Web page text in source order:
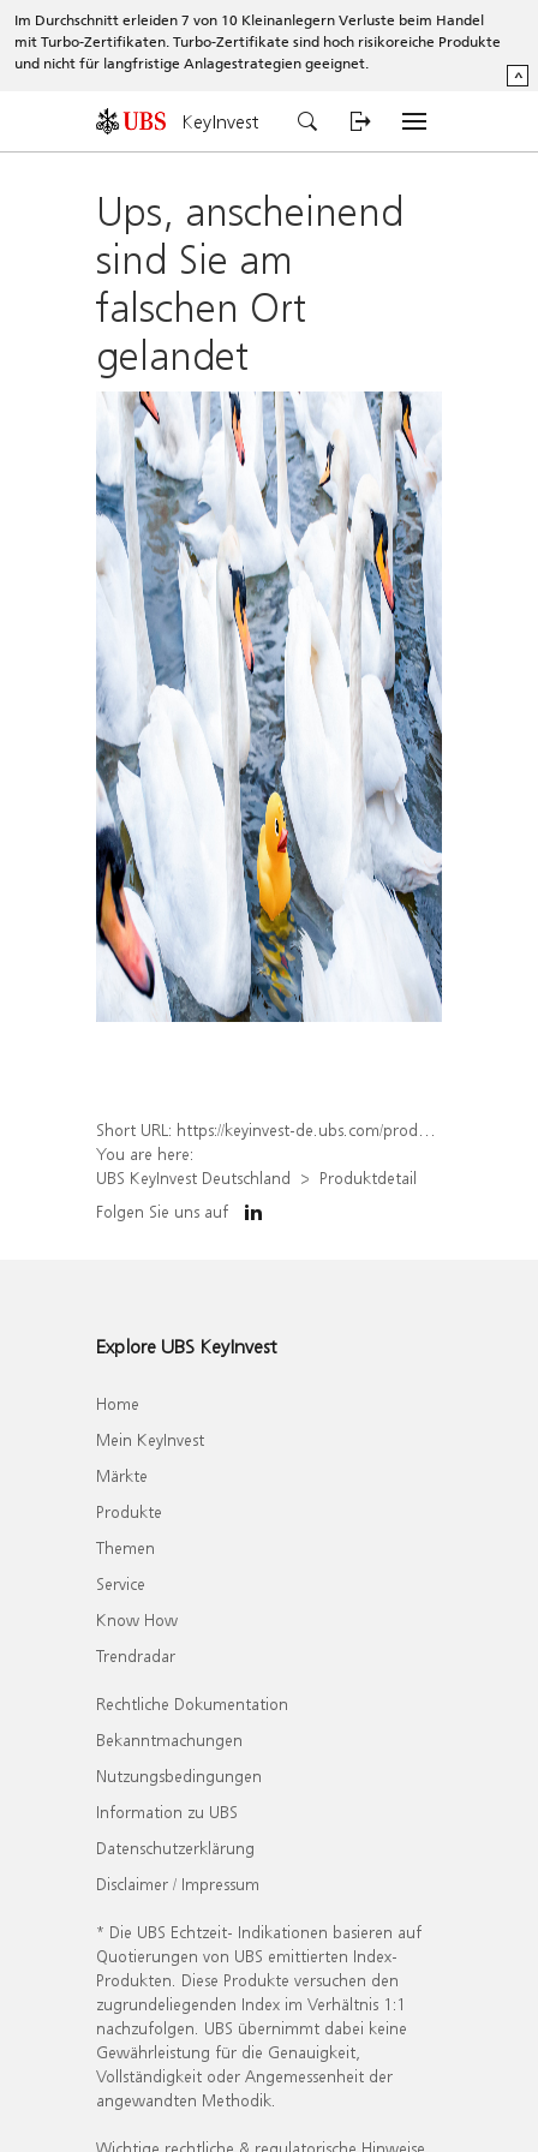
Im Durchschnitt erleiden 7 von 10 Kleinanlegern Verluste beim Handel
mit Turbo-Zertifikaten. Turbo-Zertifikate sind hoch risikoreiche Produkte
und nicht für langfristige Anlagestrategien geeignet.
^
KeyInvest
Ups, anscheinend
sind Sie am
falschen Ort
gelandet
Short URL: https://keyinvest-de.ubs.com/produkt/detail/index/isin/DE000WA48L03
You are here:
UBS KeyInvest Deutschland
Produktdetail
Folgen Sie uns auf
Explore UBS KeyInvest
Home
Mein KeyInvest
Märkte
Produkte
Themen
Service
Know How
Trendradar
Rechtliche Dokumentation
Bekanntmachungen
Nutzungsbedingungen
Information zu UBS
Datenschutzerklärung
Disclaimer / Impressum
* Die UBS Echtzeit- Indikationen basieren auf
Quotierungen von UBS emittierten Index-
Produkten. Diese Produkte versuchen den
zugrundeliegenden Index im Verhältnis 1:1
nachzufolgen. UBS übernimmt dabei keine
Gewährleistung für die Genauigkeit,
Vollständigkeit oder Angemessenheit der
angewandten Methodik.